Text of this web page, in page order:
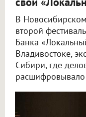
В
второй
Банка
Владивостоке,
Сибири, где